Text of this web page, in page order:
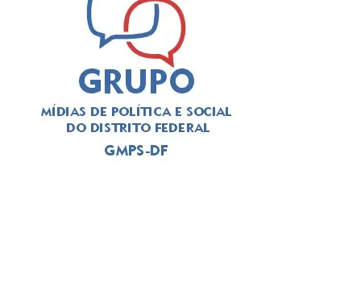
Critérios para solicitar o benefício
⇒ Possuir medida protetiva de urgência vigente,